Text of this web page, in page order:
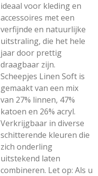
ideaal voor kleding en
accessoires met een
verfijnde en natuurlijke
uitstraling, die het hele
jaar door prettig
draagbaar zijn.
Scheepjes Linen Soft is
gemaakt van een mix
van 27% linnen, 47%
katoen en 26% acryl.
Verkrijgbaar in diverse
schitterende kleuren die
zich onderling
uitstekend laten
combineren. Let op: Als u